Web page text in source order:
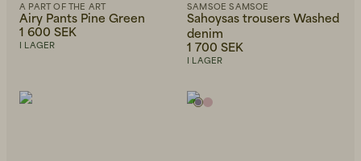
A PART OF THE ART
Airy Pants Pine Green
1 600 SEK
I LAGER
SAMSOE SAMSOE
Sahoysas trousers Washed
denim
1 700 SEK
I LAGER